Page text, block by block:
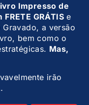
Impresso de
GRÁTIS e
a versão
bem como o
Mas,
irão